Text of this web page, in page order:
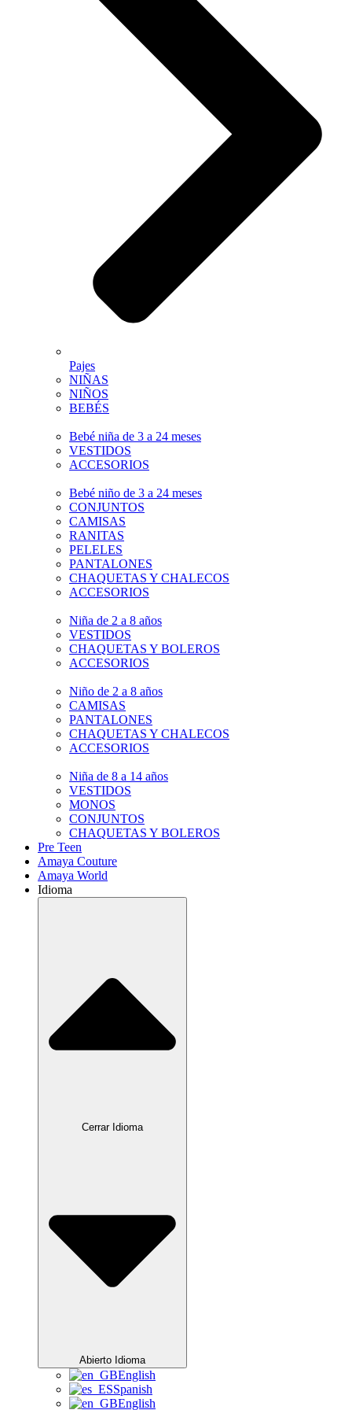
Pajes
NIÑAS
NIÑOS
BEBÉS
Bebé niña de 3 a 24 meses
VESTIDOS
ACCESORIOS
Bebé niño de 3 a 24 meses
CONJUNTOS
CAMISAS
RANITAS
PELELES
PANTALONES
CHAQUETAS Y CHALECOS
ACCESORIOS
Niña de 2 a 8 años
VESTIDOS
CHAQUETAS Y BOLEROS
ACCESORIOS
Niño de 2 a 8 años
CAMISAS
PANTALONES
CHAQUETAS Y CHALECOS
ACCESORIOS
Niña de 8 a 14 años
VESTIDOS
MONOS
CONJUNTOS
CHAQUETAS Y BOLEROS
Pre Teen
Amaya Couture
Amaya World
Idioma
Cerrar Idioma
Abierto Idioma
English
Spanish
English